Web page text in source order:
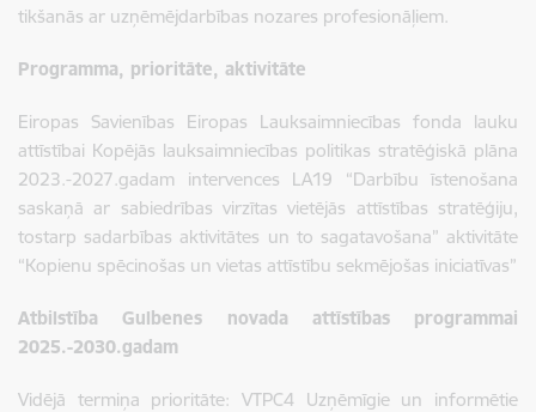
tikšanās ar uzņēmējdarbības nozares profesionāļiem.
Programma, prioritāte, aktivitāte
Eiropas Savienības Eiropas Lauksaimniecības fonda lauku
attīstībai Kopējās lauksaimniecības politikas stratēģiskā plāna
2023.-2027.gadam intervences LA19 “Darbību īstenošana
saskaņā ar sabiedrības virzītas vietējās attīstības stratēģiju,
tostarp sadarbības aktivitātes un to sagatavošana” aktivitāte
“Kopienu spēcinošas un vietas attīstību sekmējošas iniciatīvas”
Atbilstība Gulbenes novada attīstības programmai
2025.-2030.gadam
Vidējā termiņa prioritāte: VTPC4 Uzņēmīgie un informētie